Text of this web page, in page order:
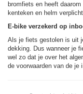
bromfiets en heeft
kenteken en helm
E-bike verzekerd op
Als je fiets gestolen is uit
dekking. Dus wanneer je
wel zo dat je over het
de voorwaarden van de je